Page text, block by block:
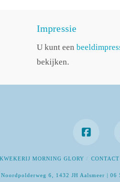
Impressie
U kunt een
bekijken.
MORNING GLORY CONTACT
6, 1432 JH Aalsmeer |